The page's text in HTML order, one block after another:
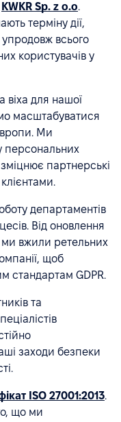
KWKR Sp. z o.o.
терміну дії,
всього
користувачів у
віха для нашої
масштабуватися
Ми
персональних
партнерські
департаментів
Від оновлення
ми вжили ретельних
щоб
стандартам GDPR.
та
заходи безпеки
ISO 27001:2013.
що ми